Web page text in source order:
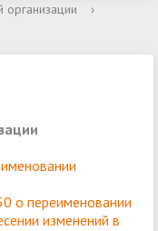
›
о переименовании
изменений в